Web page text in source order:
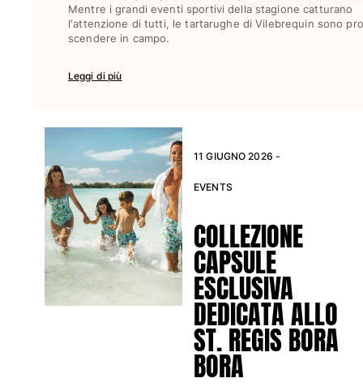
Abbigliamento
Polos
Pantaloni
Sweatshirts
T-Shirts
Modelli lounge
Kimonos
Vedi tutti i Abbigliamento
Yachting collection
Mentre i grandi eventi sportivi della stagione catturano
l'attenzione di tutti, le tartarughe di Vilebrequin sono
scendere in campo.
Leggi di più
11 GIUGNO 2026 -
EVENTS
COLLEZIONE
CAPSULE
ESCLUSIVA
DEDICATA ALLO
ST. REGIS BORA
BORA